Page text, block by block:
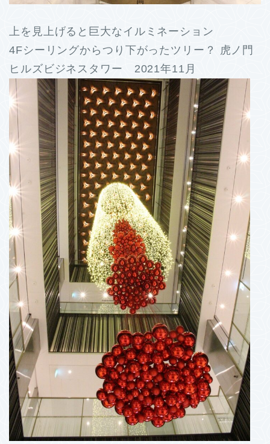
上を見上げると巨大なイルミネーション
4Fシーリングからつり下がったツリー？ 虎ノ門
ヒルズビジネスタワー 2021年11月